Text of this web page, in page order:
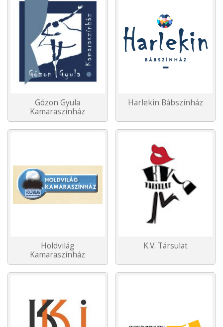
Gózon Gyula
Kamaraszínház
Harlekin Bábszínház
Holdvilág
Kamaraszínház
K.V. Társulat